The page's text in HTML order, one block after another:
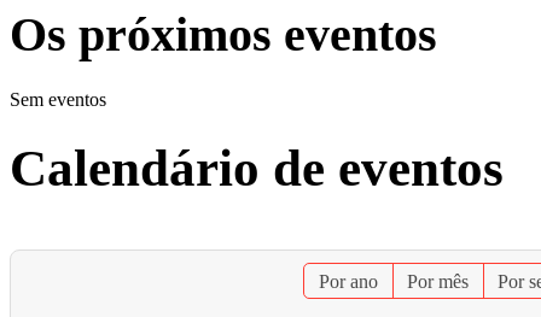
Os próximos eventos
Sem eventos
Calendário de eventos
Por ano Por mês Por